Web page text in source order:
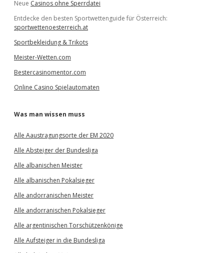
Neue Casinos ohne Sperrdatei
Entdecke den besten Sportwettenguide für Österreich:
sportwettenoesterreich.at
Sportbekleidung & Trikots
Meister-Wetten.com
Bestercasinomentor.com
Online Casino Spielautomaten
Was man wissen muss
Alle Aaustragungsorte der EM 2020
Alle Absteiger der Bundesliga
Alle albanischen Meister
Alle albanischen Pokalsieger
Alle andorranischen Meister
Alle andorranischen Pokalsieger
Alle argentinischen Torschützenkönige
Alle Aufsteiger in die Bundesliga